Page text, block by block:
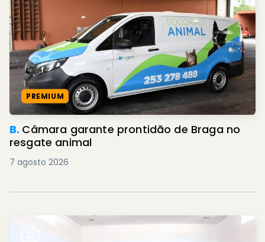
PREMIUM
B. Câmara garante prontidão de Braga no
resgate animal
7 agosto 2026